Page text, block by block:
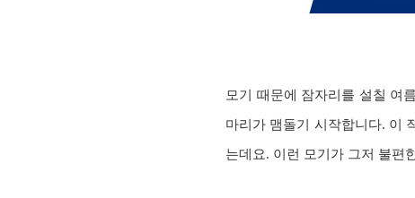
모기 때문에 잠자리를 설칠 여
마리가 맴돌기 시작합니다. 이
는데요. 이런 모기가 그저 불편